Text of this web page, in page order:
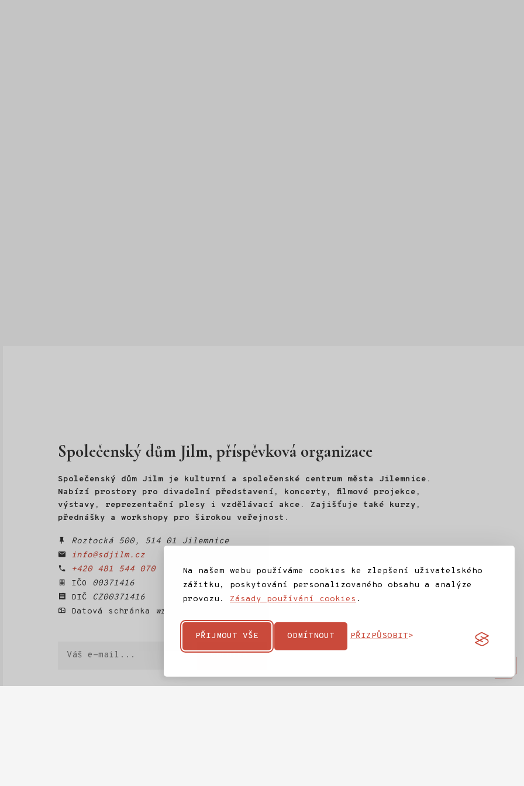
Na našem webu používáme cookies ke zlepšení uživatelského
zážitku, poskytování personalizovaného obsahu a analýze
provozu. Zásady používání cookies .
PŘIJMOUT VŠE ODMÍTNOUT PŘIZPŮSOBIT
Společenský dům Jilm, příspěvková organizace
Společenský dům Jilm je kulturní a společenské centrum města Jilemnice.
Nabízí prostory pro divadelní představení, koncerty, filmové projekce,
výstavy, reprezentační plesy i vzdělávací akce. Zajišťuje také kurzy,
přednášky a workshopy pro širokou veřejnost.
Roztocká 500, 514 01 Jilemnice
info@sdjilm.cz
+420 481 544 070
IČO
00371416
DIČ
CZ00371416
Datová schránka
wrrtti5
ODEBÍRAT